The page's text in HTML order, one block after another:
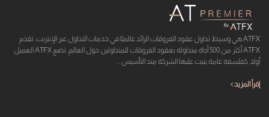
ATFX هي وسيط تداول عقود الفروقات الرائد عالميًا في خدمات التداول عبر الإنترنت. تقدم
ATFX أكثر من 500 أداة متداولة بعقود الفروقات للمتداولين حول العالم. تضع ATFX العميل
أولا, كفلسفة عامة بنيت عليها الشركة منذ التأسيس ...
إقرأ المزيد